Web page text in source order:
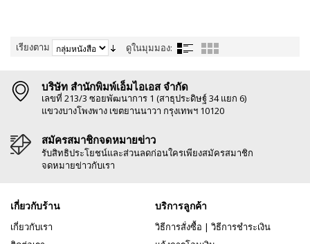
เรียงตาม ดูในมุมมอง:
บริษัท สำนักพิมพ์เอ็มไอเอส จำกัด
เลขที่ 213/3 ซอยพัฒนาการ 1 (สาธุประดิษฐ์ 34 แยก 6)
แขวงบางโพงพาง เขตยานนาวา กรุงเทพฯ 10120
สมัครสมาชิกจดหมายข่าว
รับสิทธิประโยชน์และส่วนลดก่อนใครเพียงสมัครสมาชิก
จดหมายข่าวกับเรา
เกี่ยวกับร้าน
เกี่ยวกับเรา
บริการลูกค้า
วิธีการสั่งซื้อ | วิธีการชำระเงิน